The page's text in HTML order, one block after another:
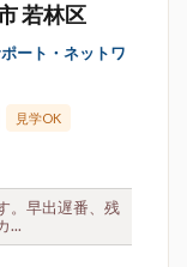
若林区
ート・ネットワ
見学OK
。早出遅番、残
...